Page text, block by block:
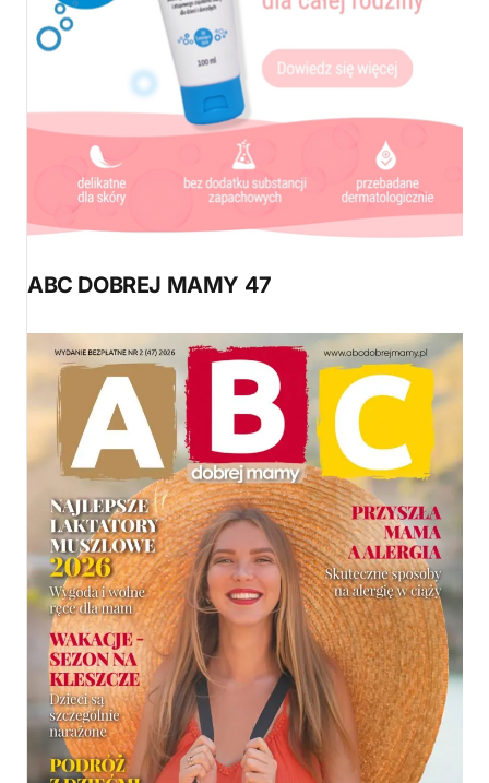
ABC DOBREJ MAMY 47